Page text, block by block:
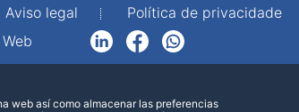
Aviso legal Política de privacidade
LinkedInFacebookWhatsApp
web así como almacenar las preferencias